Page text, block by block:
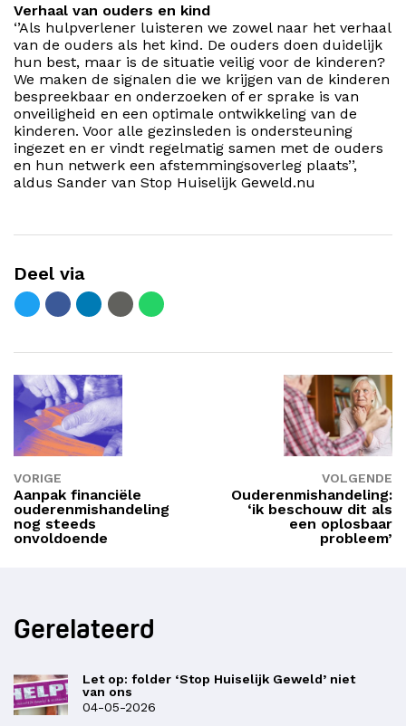
Verhaal van ouders en kind
‘’Als hulpverlener luisteren we zowel naar het verhaal
van de ouders als het kind. De ouders doen duidelijk
hun best, maar is de situatie veilig voor de kinderen?
We maken de signalen die we krijgen van de kinderen
bespreekbaar en onderzoeken of er sprake is van
onveiligheid en een optimale ontwikkeling van de
kinderen. Voor alle gezinsleden is ondersteuning
ingezet en er vindt regelmatig samen met de ouders
en hun netwerk een afstemmingsoverleg plaats’’,
aldus Sander van Stop Huiselijk Geweld.nu
Deel via
VORIGE
Aanpak financiële
ouderenmishandeling
nog steeds
onvoldoende
VOLGENDE
Ouderenmishandeling:
‘ik beschouw dit als
een oplosbaar
probleem’
Gerelateerd
Let op: folder ‘Stop Huiselijk Geweld’ niet
van ons
04-05-2026